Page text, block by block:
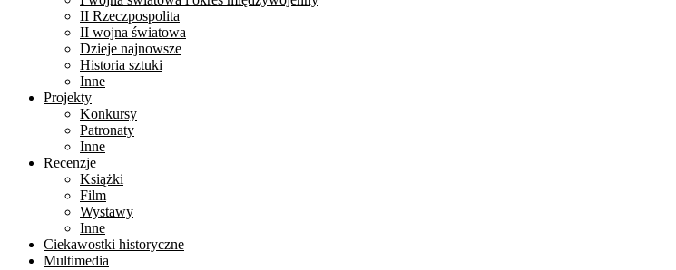
II Rzeczpospolita
II wojna światowa
Dzieje najnowsze
Historia sztuki
Inne
Projekty
Konkursy
Patronaty
Inne
Recenzje
Książki
Film
Wystawy
Inne
Ciekawostki historyczne
Multimedia